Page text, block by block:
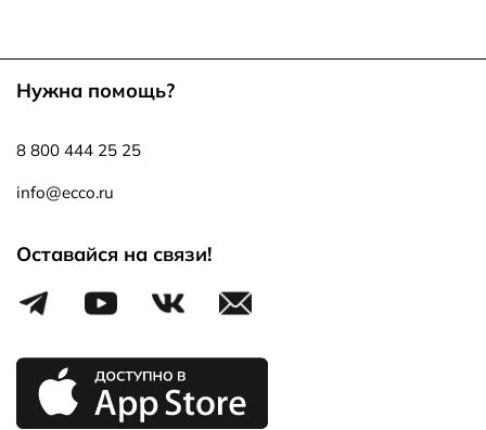
стилю одежды, являются отличным вариантом обуви для
девочек в школу. Благодаря отсутствию каблука они
снижают нагрузку на стопу и не дают ногам устать.
Особенности моделей:
• мягкая и гибкая полиуретановая подошва;
• съемная воздухопроницаемая стелька;
• дизайн обуви для девочек, соответствующий модным
Балетки можно носить на улице в теплое время года.
Зимой и в межсезонье они станут отличным вариантом
сменной обуви для школы. Легкая кожаная обувь без
При пошиве обуви для девочек используются только
натуральные материалы:
• мягкая натуральная кожа;
Нужна помощь?
8 800 444 25 25
info@ecco.ru
Оставайся на связи!